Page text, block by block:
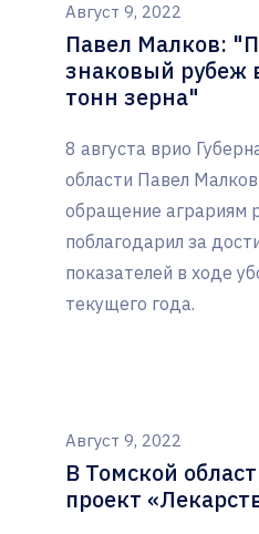
Август 9, 2022
Павел Малков:
знаковый рубеж
тонн зерна"
8 августа врио
области Павел
обращение аграриям
поблагодарил за
показателей в ходе
текущего года.
Август 9, 2022
В Томской
проект